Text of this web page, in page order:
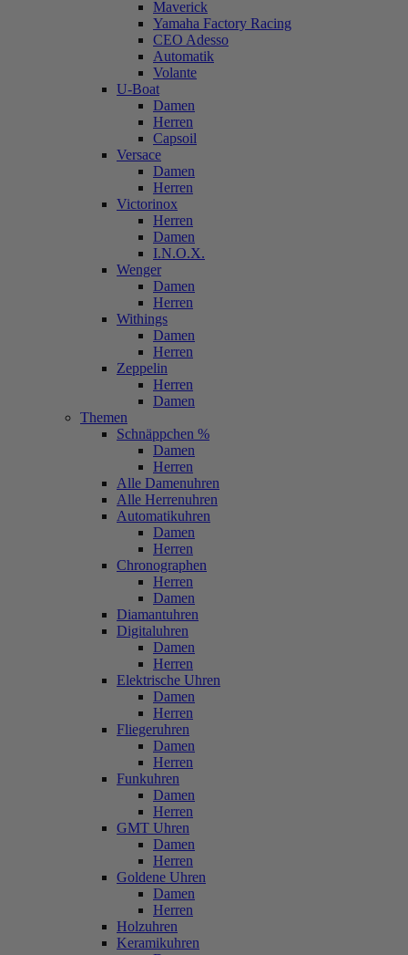
Maverick
Yamaha Factory Racing
CEO Adesso
Automatik
Volante
U-Boat
Damen
Herren
Capsoil
Versace
Damen
Herren
Victorinox
Herren
Damen
I.N.O.X.
Wenger
Damen
Herren
Withings
Damen
Herren
Zeppelin
Herren
Damen
Themen
Schnäppchen %
Damen
Herren
Alle Damenuhren
Alle Herrenuhren
Automatikuhren
Damen
Herren
Chronographen
Herren
Damen
Diamantuhren
Digitaluhren
Damen
Herren
Elektrische Uhren
Damen
Herren
Fliegeruhren
Damen
Herren
Funkuhren
Damen
Herren
GMT Uhren
Damen
Herren
Goldene Uhren
Damen
Herren
Holzuhren
Keramikuhren